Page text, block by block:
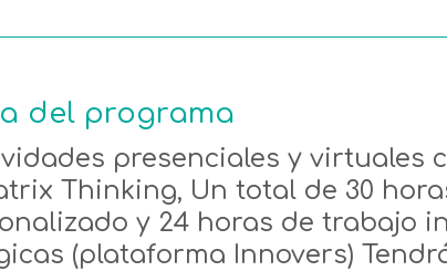
del programa
presenciales y virtuales
Thinking, Un total de 30
y 24 horas de trabajo
(plataforma Innovers)